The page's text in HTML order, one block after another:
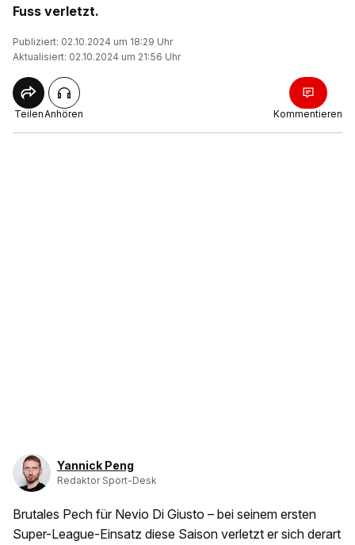
Fuss verletzt.
Publiziert: 02.10.2024 um 18:29 Uhr
Aktualisiert: 02.10.2024 um 21:56 Uhr
TeilenAnhören Kommentieren
Yannick Peng
Redaktor Sport-Desk
Brutales Pech für Nevio Di Giusto – bei seinem ersten
Super-League-Einsatz diese Saison verletzt er sich derart